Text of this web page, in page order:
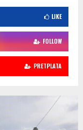
LIKE
FOLLOW
PRETPLATA